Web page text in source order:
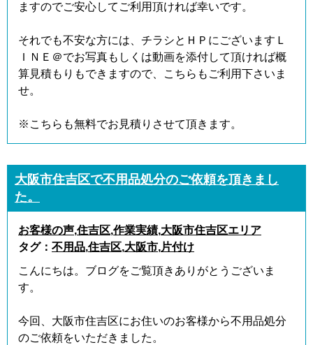
ますのでご安心してご利用頂ければ幸いです。
それでも不安な方には、チラシとＨＰにございますＬ
ＩＮＥ＠でお写真もしくは動画を添付して頂ければ概
算見積もりもできますので、こちらもご利用下さいま
せ。
※こちらも無料でお見積りさせて頂きます。
大阪市住吉区で不用品処分のご依頼を頂きまし
た。
お客様の声,住吉区,作業実績,大阪市住吉区エリア
タグ： 不用品,住吉区,大阪市,片付け
こんにちは。ブログをご覧頂きありがとうございま
す。
今回、大阪市住吉区にお住いのお客様から不用品処分
のご依頼をいただきました。